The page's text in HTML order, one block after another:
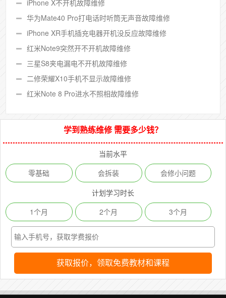
iPhone X不开机故障维修
华为Mate40 Pro打电话时听筒无声音故障维修
iPhone XR手机插充电器开机没反应故障维修
红米Note9突然开不开机故障维修
三星S8夹电漏电不开机故障维修
二修荣耀X10手机不显示故障维修
红米Note 8 Pro进水不照相故障维修
学到熟练维修 需要多少钱？
当前水平
零基础
会拆装
会修小问题
计划学习时长
1个月
2个月 3个月
获取报价，领取免费教材和课程